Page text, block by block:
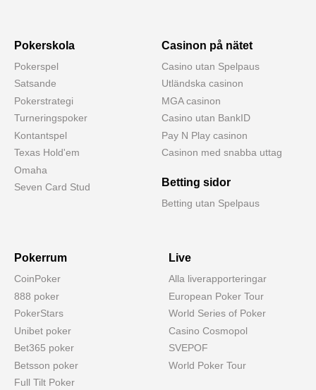
Pokerskola
Pokerspel
Satsande
Pokerstrategi
Turneringspoker
Kontantspel
Texas Hold'em
Omaha
Seven Card Stud
Casinon på nätet
Casino utan Spelpaus
Utländska casinon
MGA casinon
Casino utan BankID
Pay N Play casinon
Casinon med snabba uttag
Betting sidor
Betting utan Spelpaus
Pokerrum
CoinPoker
888 poker
PokerStars
Unibet poker
Bet365 poker
Betsson poker
Full Tilt Poker
Live
Alla liverapporteringar
European Poker Tour
World Series of Poker
Casino Cosmopol
SVEPOF
World Poker Tour